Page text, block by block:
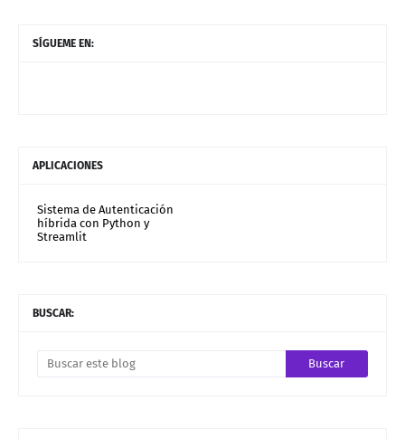
SÍGUEME EN:
APLICACIONES
Sistema de Autenticación
híbrida con Python y
Streamlit
BUSCAR: